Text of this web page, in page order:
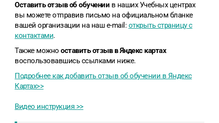
Оставить отзыв об обучении в наших Учебных центрах
вы можете отправив письмо на официальном бланке
вашей организации на наш e-mail: открыть страницу с
контактами.
Также можно оставить отзыв в Яндекс картах
воспользовавшись ссылками ниже.
Подробнее как добавить отзыв об обучении в Яндекс
Картах>>
Видео инструкция >>